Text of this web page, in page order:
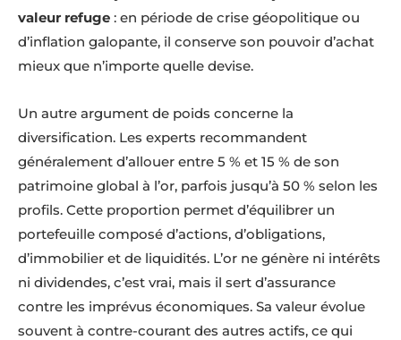
valeur refuge : en période de crise géopolitique ou
d’inflation galopante, il conserve son pouvoir d’achat
mieux que n’importe quelle devise.
Un autre argument de poids concerne la
diversification. Les experts recommandent
généralement d’allouer entre 5 % et 15 % de son
patrimoine global à l’or, parfois jusqu’à 50 % selon les
profils. Cette proportion permet d’équilibrer un
portefeuille composé d’actions, d’obligations,
d’immobilier et de liquidités. L’or ne génère ni intérêts
ni dividendes, c’est vrai, mais il sert d’assurance
contre les imprévus économiques. Sa valeur évolue
souvent à contre-courant des autres actifs, ce qui